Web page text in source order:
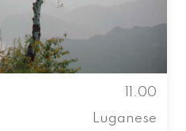
11.00
Luganese